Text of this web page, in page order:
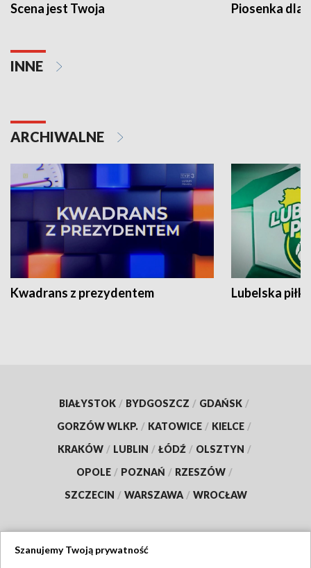
Scena jest Twoja Piosenka dla
INNE
ARCHIWALNE
Kwadrans z prezydentem Lubelska piłka
BIAŁYSTOK / BYDGOSZCZ / GDAŃSK /
GORZÓW WLKP. / KATOWICE / KIELCE /
KRAKÓW / LUBLIN / ŁÓDŹ / OLSZTYN /
OPOLE / POZNAŃ / RZESZÓW /
SZCZECIN / WARSZAWA / WROCŁAW
Szanujemy Twoją prywatność